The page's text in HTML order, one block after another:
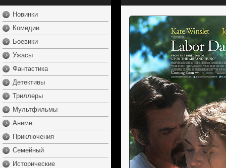
Новинки
Комедии
Боевики
Ужасы
Фантастика
Детективы
Триллеры
Мультфильмы
Аниме
Приключения
Семейный
Исторические